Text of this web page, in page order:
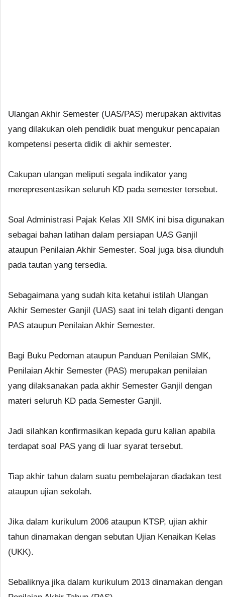
Ulangan Akhir Semester (UAS/PAS) merupakan aktivitas
yang dilakukan oleh pendidik buat mengukur pencapaian
kompetensi peserta didik di akhir semester.
Cakupan ulangan meliputi segala indikator yang
merepresentasikan seluruh KD pada semester tersebut.
Soal Administrasi Pajak Kelas XII SMK ini bisa digunakan
sebagai bahan latihan dalam persiapan UAS Ganjil
ataupun Penilaian Akhir Semester. Soal juga bisa diunduh
pada tautan yang tersedia.
Sebagaimana yang sudah kita ketahui istilah Ulangan
Akhir Semester Ganjil (UAS) saat ini telah diganti dengan
PAS ataupun Penilaian Akhir Semester.
Bagi Buku Pedoman ataupun Panduan Penilaian SMK,
Penilaian Akhir Semester (PAS) merupakan penilaian
yang dilaksanakan pada akhir Semester Ganjil dengan
materi seluruh KD pada Semester Ganjil.
Jadi silahkan konfirmasikan kepada guru kalian apabila
terdapat soal PAS yang di luar syarat tersebut.
Tiap akhir tahun dalam suatu pembelajaran diadakan test
ataupun ujian sekolah.
Jika dalam kurikulum 2006 ataupun KTSP, ujian akhir
tahun dinamakan dengan sebutan Ujian Kenaikan Kelas
(UKK).
Sebaliknya jika dalam kurikulum 2013 dinamakan dengan